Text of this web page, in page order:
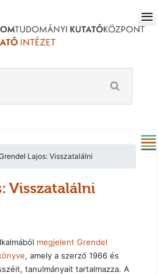
Lajos: Visszatalálni
Visszatalálni
megjelent Grendel
, amely a szerző 1966 és
tanulmányait tartalmazza. A